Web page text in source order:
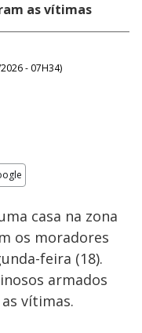
as vítimas
- 07H34)
casa na zona
os moradores
feira (18).
armados
vítimas.